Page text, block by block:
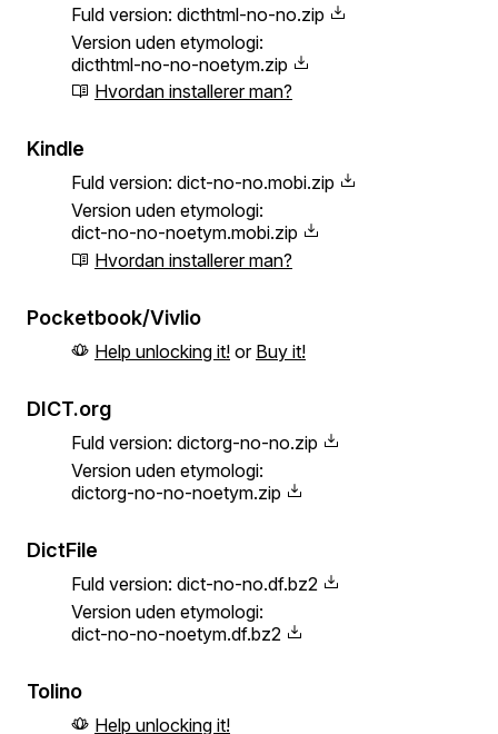
Fuld version: dicthtml-no-no.zip
Version uden etymologi:
dicthtml-no-no-noetym.zip
Hvordan installerer man?
Kindle
Fuld version: dict-no-no.mobi.zip
Version uden etymologi:
dict-no-no-noetym.mobi.zip
Hvordan installerer man?
Pocketbook/Vivlio
Help unlocking it! or Buy it!
DICT.org
Fuld version: dictorg-no-no.zip
Version uden etymologi:
dictorg-no-no-noetym.zip
DictFile
Fuld version: dict-no-no.df.bz2
Version uden etymologi:
dict-no-no-noetym.df.bz2
Tolino
Help unlocking it!